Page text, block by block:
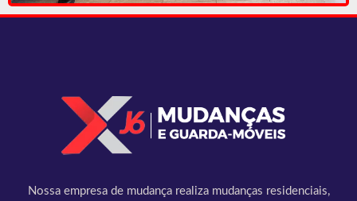
Nossa empresa de mudança realiza mudanças residenciais,